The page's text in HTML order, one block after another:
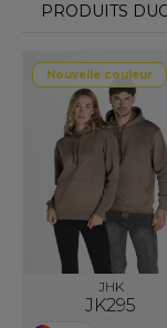
JAYS
ONE TOWELLING
PRODUITS
Nouvelle couleur
JHK
JK295